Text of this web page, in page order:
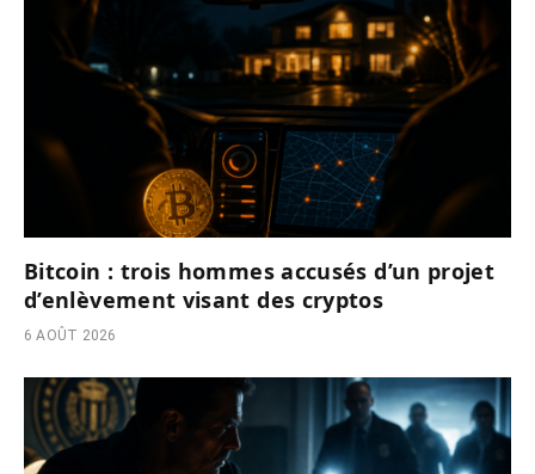
Bitcoin : trois hommes accusés d’un projet
d’enlèvement visant des cryptos
6 AOÛT 2026